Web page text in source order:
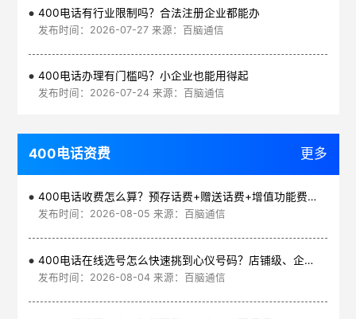
400电话有行业限制吗？合法注册企业都能办
发布时间：2026-07-27 来源：百脑通信
400电话办理有门槛吗？小企业也能用得起
发布时间：2026-07-24 来源：百脑通信
400电话资费 更多
400电话收费怎么算？预存话费+赠送话费+增值功能费透明实惠
发布时间：2026-08-05 来源：百脑通信
400电话在线选号怎么快速挑到心仪号码？店铺级、企业级、集团级一次看清
发布时间：2026-08-04 来源：百脑通信